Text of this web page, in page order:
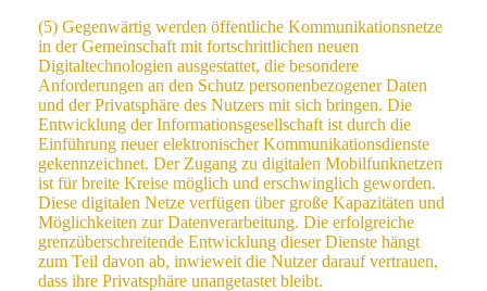
(5) Gegenwärtig werden öffentliche Kommunikationsnetze
in der Gemeinschaft mit fortschrittlichen neuen
Digitaltechnologien ausgestattet, die besondere
Anforderungen an den Schutz personenbezogener Daten
und der Privatsphäre des Nutzers mit sich bringen. Die
Entwicklung der Informationsgesellschaft ist durch die
Einführung neuer elektronischer Kommunikationsdienste
gekennzeichnet. Der Zugang zu digitalen Mobilfunknetzen
ist für breite Kreise möglich und erschwinglich geworden.
Diese digitalen Netze verfügen über große Kapazitäten und
Möglichkeiten zur Datenverarbeitung. Die erfolgreiche
grenzüberschreitende Entwicklung dieser Dienste hängt
zum Teil davon ab, inwieweit die Nutzer darauf vertrauen,
dass ihre Privatsphäre unangetastet bleibt.